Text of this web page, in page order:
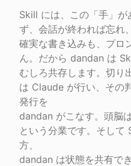
Skill には、この「手」が
ず、会話が終われば忘れ
確実な書き込みも、プロ
ん。だから dandan は
むしろ共存します。切り
は Claude が行い、その
発行を
dandan がこなす。頭脳
という分業です。そして
方、
dandan は状態を共有で